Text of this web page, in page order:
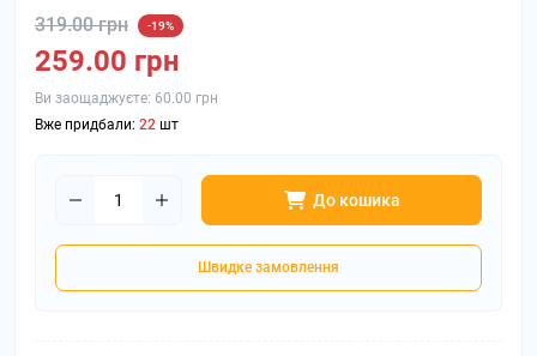
319.00 грн -19%
259.00 грн
Ви заощаджуєте: 60.00 грн
Вже придбали: 22 шт
До кошика
Швидке замовлення